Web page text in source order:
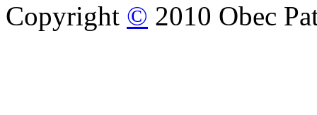
Copyright © 2010 Obec